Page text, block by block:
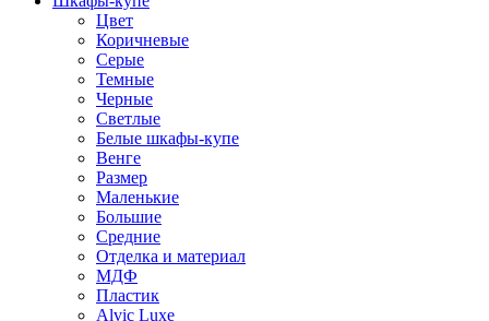
Цвет
Коричневые
Серые
Темные
Черные
Светлые
Белые шкафы-купе
Венге
Размер
Маленькие
Большие
Средние
Отделка и материал
МДФ
Пластик
Alvic Luxe